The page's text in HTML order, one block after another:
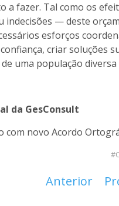
a fazer. Tal como os
indecisões — deste
esforços
criar soluções
uma população diversa
da GesConsult
com novo Acordo
Anterior